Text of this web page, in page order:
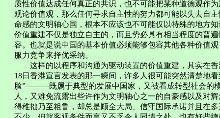
质性价值达成任何真正的共识，也不可能把某种道德观作
观论价值观，那么任何寻求自主性的努力都可能以失去自
命感的文明轴心国，根本不应该也不可能仅以特殊的地方
价值重建不仅是独立自主的，而且势必具有相当程度的普
容。也就是说中国的基本价值必须能够包容其他各种价值
服力竞争来择优采纳。
这样的以程序和沟通为驱动装置的价值重建，其实在香
18日香港宣言发表的那一瞬间，许多人很可能突然清楚地
脸”———既属于典型的发展中国家，又被看成转型社会的
人，又难免流露出些许作为文明轴心之一的自豪感以及对
得稚拙乃至粗鲁，却总是顾全大局、信守国际承诺并且在